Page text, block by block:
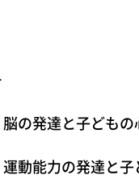
の発達と子ども
動能力の発達と